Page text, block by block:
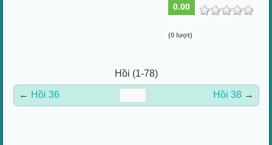
0.00
(0 lượt)
Hồi (1-78)
← Hồi 36 Hồi 38 →